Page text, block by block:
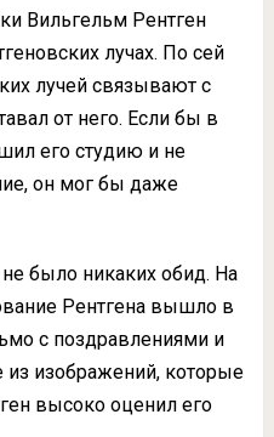
Вильгельм Рентген
лучах. По сей
лучей связывают с
от него. Если бы в
его студию и не
он мог бы даже
было никаких обид. На
Рентгена вышло в
с поздравлениями и
изображений, которые
высоко оценил его